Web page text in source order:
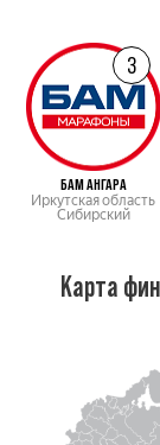
3
БАМ АНГАРА
Иркутская область
Сибирский
Карта